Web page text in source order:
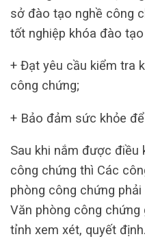
sở đào tạo nghề công
tốt nghiệp khóa đào
+ Đạt yêu cầu kiểm tra
công chứng;
+ Bảo đảm sức khỏe
Sau khi nắm được điều
công chứng thì Các
phòng công chứng
Văn phòng công chứng
tỉnh xem xét, quyết định.